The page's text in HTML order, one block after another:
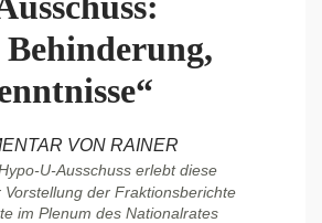
Behinderung,
VON RAINER
U-Ausschuss erlebt diese
Vorstellung der Fraktionsberichte
im Plenum des Nationalrates